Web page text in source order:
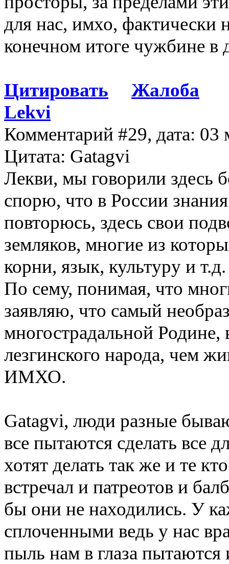
для нас, имхо, фактически
конечном итоге чужбине в
Цитировать
Жалоба
Lekvi
Комментарий #29, дата: 03
Цитата: Gatagvi
Лекви, мы говорили здесь
спорю, что в России
повторюсь, здесь свои
земляков, многие из
корни, язык, культуру и т.д.
По сему, понимая, что
заявляю, что самый
многострадальной
лезгинского народа, чем
ИМХО.
Gatagvi, люди разные
все пытаются сделать все
хотят делать так же и те
встречал и патреотов и
бы они не находились. У
сплоченными ведь у нас
пыль нам в глаза пытаются